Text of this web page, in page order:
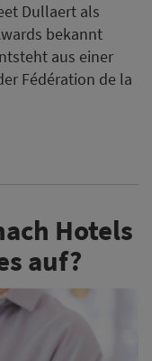
Dullaert als
bekannt
aus einer
Fédération de la
Hotels
auf?